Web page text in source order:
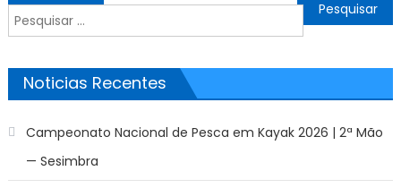
de
artigos
Pesquisar
por:
Noticias Recentes
Campeonato Nacional de Pesca em Kayak 2026 | 2ª Mão
— Sesimbra